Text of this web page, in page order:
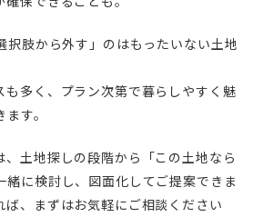
択肢から外す」のはもったいない土地
も多く、プラン次第で暮らしやすく魅
す。
、土地探しの段階から「この土地なら
緒に検討し、図面化してご提案できま
ば、まずはお気軽にご相談ください